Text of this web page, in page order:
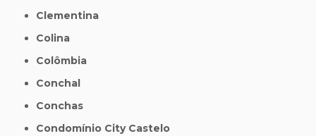
Clementina
Colina
Colômbia
Conchal
Conchas
Condomínio City Castelo